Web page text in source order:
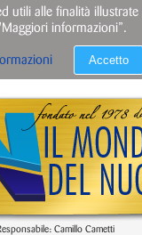
Camillo Cametti
alle finalità
informazioni”.
Accetto